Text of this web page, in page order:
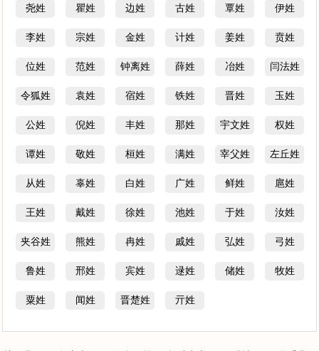
尧姓 瞿姓 边姓 古姓 覃姓 伊姓
李姓 宗姓 金姓 计姓 姜姓 贲姓
位姓 范姓 钟离姓 薛姓 冶姓 闫法姓
令狐姓 袁姓 宿姓 铁姓 晋姓 玉姓
公姓 倪姓 丰姓 那姓 宇文姓 权姓
谭姓 敬姓 桓姓 满姓 宰父姓 左丘姓
从姓 辜姓 白姓 广姓 鲜姓 扈姓
王姓 戴姓 徐姓 池姓 于姓 汝姓
夹谷姓 熊姓 冉姓 戚姓 弘姓 弓姓
鲁姓 邢姓 宾姓 逯姓 储姓 牧姓
粟姓 闻姓 晋楚姓 亓姓